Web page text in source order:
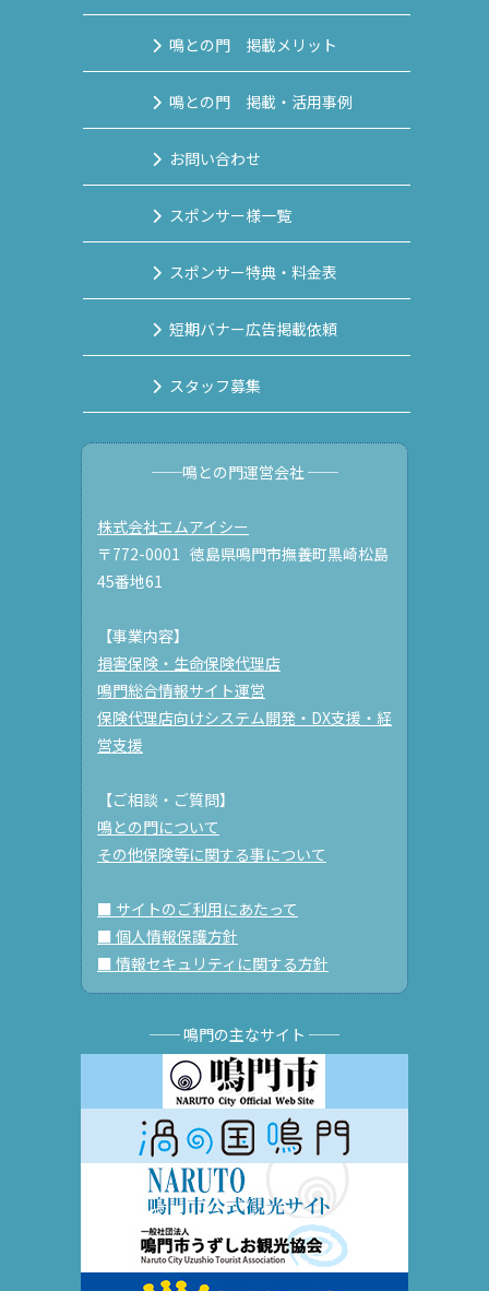
鳴との門 掲載メリット
鳴との門 掲載・活用事例
お問い合わせ
スポンサー様一覧
スポンサー特典・料金表
短期バナー広告掲載依頼
スタッフ募集
──鳴との門運営会社 ──
株式会社エムアイシー
〒772-0001 徳島県鳴門市撫養町黒崎松島
45番地61
【事業内容】
損害保険・生命保険代理店
鳴門総合情報サイト運営
保険代理店向けシステム開発・DX支援・経
営支援
【ご相談・ご質問】
鳴との門について
その他保険等に関する事について
■ サイトのご利用にあたって
■ 個人情報保護方針
■ 情報セキュリティに関する方針
── 鳴門の主なサイト ──